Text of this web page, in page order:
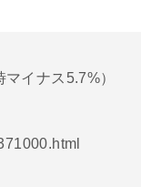
イナス5.7%）